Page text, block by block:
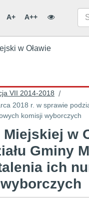
A+ A++
w Oławie
VII 2014-2018 /
2018 r. w sprawie
komisji wyborczych
w
Gminy
ich